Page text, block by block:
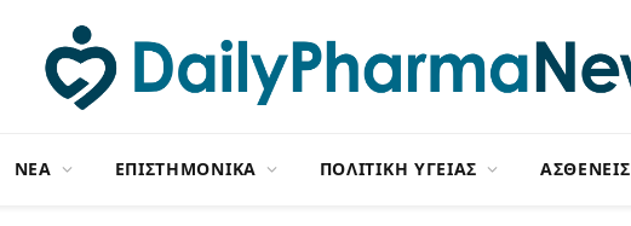
NΕΑ ΕΠΙΣΤΗΜΟΝΙΚΑ ΠΟΛΙΤΙΚΗ ΥΓΕΙΑΣ ΑΣΘΕΝΕΙΣ